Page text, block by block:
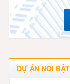
DỰ ÁN NỔI BẬT